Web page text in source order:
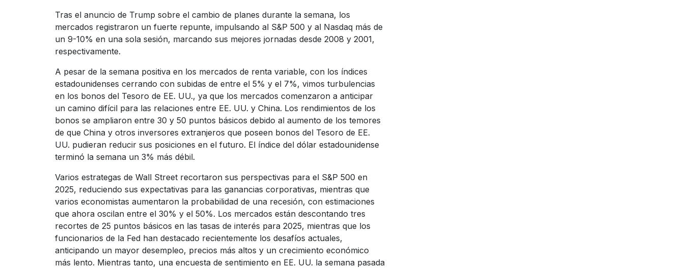
Tras el anuncio de Trump sobre el cambio de planes durante la semana, los
mercados registraron un fuerte repunte, impulsando al S&P 500 y al Nasdaq más de
un 9-10% en una sola sesión, marcando sus mejores jornadas desde 2008 y 2001,
respectivamente.
A pesar de la semana positiva en los mercados de renta variable, con los índices
estadounidenses cerrando con subidas de entre el 5% y el 7%, vimos turbulencias
en los bonos del Tesoro de EE. UU., ya que los mercados comenzaron a anticipar
un camino difícil para las relaciones entre EE. UU. y China. Los rendimientos de los
bonos se ampliaron entre 30 y 50 puntos básicos debido al aumento de los temores
de que China y otros inversores extranjeros que poseen bonos del Tesoro de EE.
UU. pudieran reducir sus posiciones en el futuro. El índice del dólar estadounidense
terminó la semana un 3% más débil.
Varios estrategas de Wall Street recortaron sus perspectivas para el S&P 500 en
2025, reduciendo sus expectativas para las ganancias corporativas, mientras que
varios economistas aumentaron la probabilidad de una recesión, con estimaciones
que ahora oscilan entre el 30% y el 50%. Los mercados están descontando tres
recortes de 25 puntos básicos en las tasas de interés para 2025, mientras que los
funcionarios de la Fed han destacado recientemente los desafíos actuales,
anticipando un mayor desempleo, precios más altos y un crecimiento económico
más lento. Mientras tanto, una encuesta de sentimiento en EE. UU. la semana pasada